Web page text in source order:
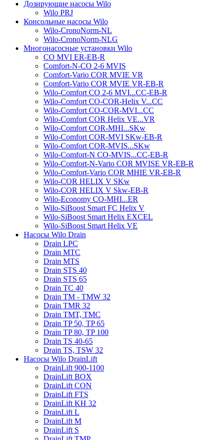
Дозирующие насосы Wilo
Wilo PRJ
Консольные насосы Wilo
Wilo-CronoNorm-NL
Wilo-CronoNorm-NLG
Многонасосные установки Wilo
CO MVI ER-EB-R
Comfort-N-CO 2-6 MVIS
Comfort-Vario COR MVIE VR
Comfort-Vario COR MVIE VR-EB-R
Wilo-Comfort CO 2-6 MVI...CC-EB-R
Wilo-Comfort CO-COR-Helix V...CC
Wilo-Comfort CO-COR-MVI...CC
Wilo-Comfort COR Helix VE...VR
Wilo-Comfort COR-MHI...SKw
Wilo-Comfort COR-MVI SKw-EB-R
Wilo-Comfort COR-MVIS...SKw
Wilo-Comfort-N CO-MVIS...CC-EB-R
Wilo-Comfort-N-Vario COR MVISE VR-EB-R
Wilo-Comfort-Vario COR MHIE VR-EB-R
Wilo-COR HELIX V SKw
Wilo-COR HELIX V Skw-EB-R
Wilo-Economy CO-MHI...ER
Wilo-SiBoost Smart FC Helix V
Wilo-SiBoost Smart Helix EXCEL
Wilo-SiBoost Smart Helix VE
Насосы Wilo Drain
Drain LPC
Drain MTC
Drain MTS
Drain STS 40
Drain STS 65
Drain TC 40
Drain TM - TMW 32
Drain TMR 32
Drain TMT, TMC
Drain TP 50, TP 65
Drain TP 80, TP 100
Drain TS 40-65
Drain TS, TSW 32
Насосы Wilo DrainLift
DrainLift 900-1100
DrainLift BOX
DrainLift CON
DrainLift FTS
DrainLift KH 32
DrainLift L
DrainLift M
DrainLift S